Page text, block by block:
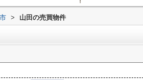
> 山田の売買物件